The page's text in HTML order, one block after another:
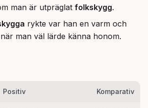
man är utpräglat folkskygg.
rykte var han en varm och
man väl lärde känna honom.
Positiv Komparativ